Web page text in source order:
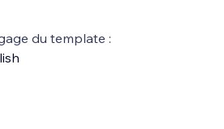
du template :